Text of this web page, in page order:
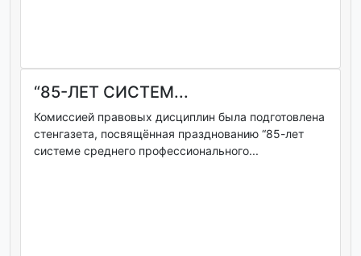
“85-ЛЕТ СИСТЕМ...
Комиссией правовых дисциплин была подготовлена
стенгазета, посвящённая празднованию “85-лет
системе среднего профессионального...